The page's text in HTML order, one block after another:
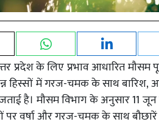
प्रदेश के लिए प्रभाव आधारित
हिस्सों में गरज-चमक के साथ बारिश,
है। मौसम विभाग के अनुसार 11 जून
पर वर्षा और गरज-चमक के साथ